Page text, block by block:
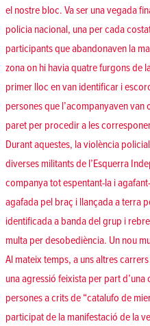
el nostre bloc. Va ser una vegada
policia nacional, una per cada
participants que abandonaven la
zona on hi havia quatre furgons de
primer lloc en van identificar i
persones que l’acompanyaven
paret per procedir a les
Durant aquestes, la violència
diverses militants de l’Esquerra
companya tot espentant-la i
agafada pel braç i llançada a terra
identificada a banda del grup i
multa per desobediència. Un nou
Al mateix temps, a uns altres
una agressió feixista per part
persones a crits de “catalufo de
participat de la manifestació de la